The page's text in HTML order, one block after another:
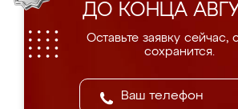
ДО КОНЦА
Оставьте заявку сейчас,
сохранится.